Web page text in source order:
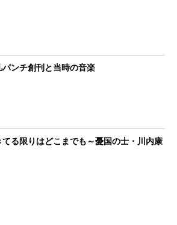
パンチ創刊と当時の音楽
てる限りはどこまでも～憂国の士・川内康